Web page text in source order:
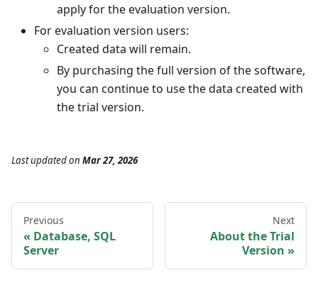
apply for the evaluation version.
For evaluation version users:
Created data will remain.
By purchasing the full version of the software,
you can continue to use the data created with
the trial version.
Last updatedon Mar 27, 2026
Previous
Database, SQL
Server
Next
About the Trial
Version